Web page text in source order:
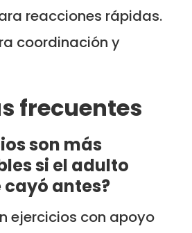
reacciones rápidas.
coordinación y
frecuentes
son más
si el adulto
antes?
ejercicios con apoyo